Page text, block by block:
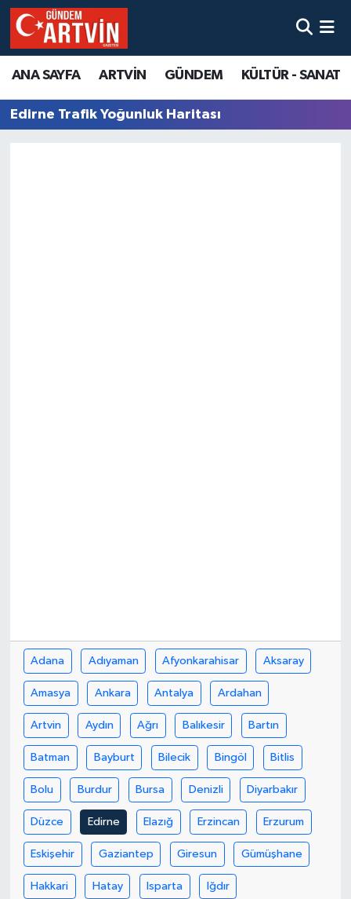
ANA SAYFA ARTVİN GÜNDEM KÜLTÜR - SANAT
Edirne Trafik Yoğunluk Haritası
Adana Adıyaman Afyonkarahisar Aksaray
Amasya Ankara Antalya Ardahan
Artvin Aydın Ağrı Balıkesir Bartın
Batman Bayburt Bilecik Bingöl Bitlis
Bolu Burdur Bursa Denizli Diyarbakır
Düzce Edirne Elazığ Erzincan Erzurum
Eskişehir Gaziantep Giresun Gümüşhane
Hakkari Hatay Isparta Iğdır